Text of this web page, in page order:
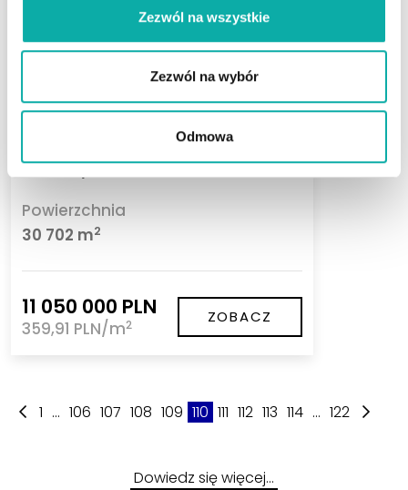
Zezwól na wszystkie
Zezwól na wybór
Odmowa
Siedlce
lokalizacji
Powierzchnia
30 702 m2
11 050 000 PLN
359,91 PLN/m2 ZOBACZ
1 ... 106 107 108 109 110 111 112 113 114 ... 122
Dowiedz się więcej…